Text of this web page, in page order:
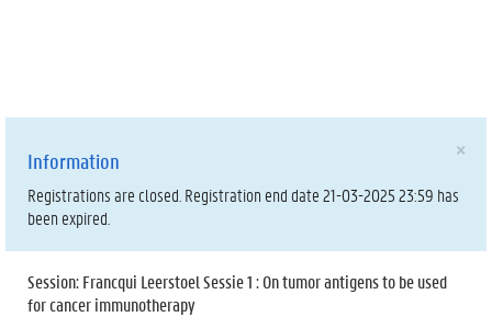
×
Information
Registrations are closed. Registration end date 21-03-2025 23:59 has
been expired.
Session: Francqui Leerstoel Sessie 1 : On tumor antigens to be used
for cancer immunotherapy